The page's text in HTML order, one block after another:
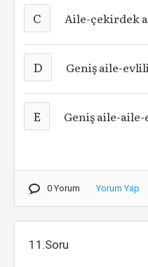
C Aile-çekirdek
D Geniş aile-
E Geniş aile-
0 Yorum Yorum Yap
11.Soru